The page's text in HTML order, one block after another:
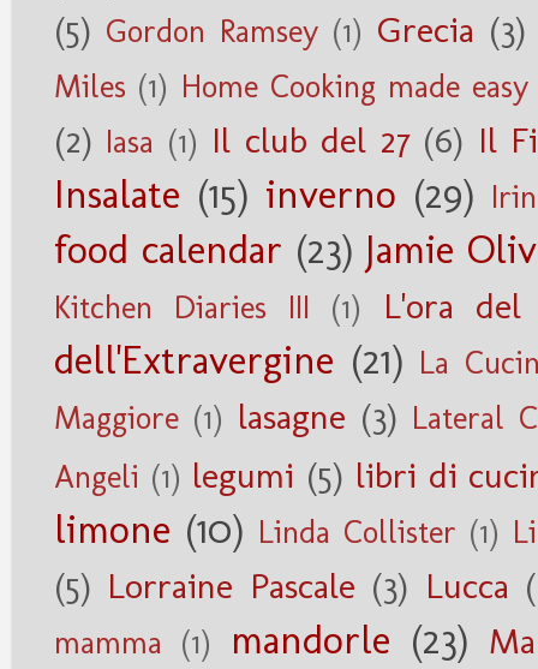
(5) Gordon Ramsey (1) Grecia (3)
Miles (1) Home Cooking made easy
(2) Iasa (1) Il club del 27 (6) Il
Insalate (15) inverno (29)
food calendar (23) Jamie
Kitchen Diaries III (1) L'ora
dell'Extravergine (21) La
Maggiore (1) lasagne (3) Lateral
Angeli (1) legumi (5) libri di
limone (10) Linda Collister (1)
(5) Lorraine Pascale (3) Lucca
mamma (1) mandorle (23)